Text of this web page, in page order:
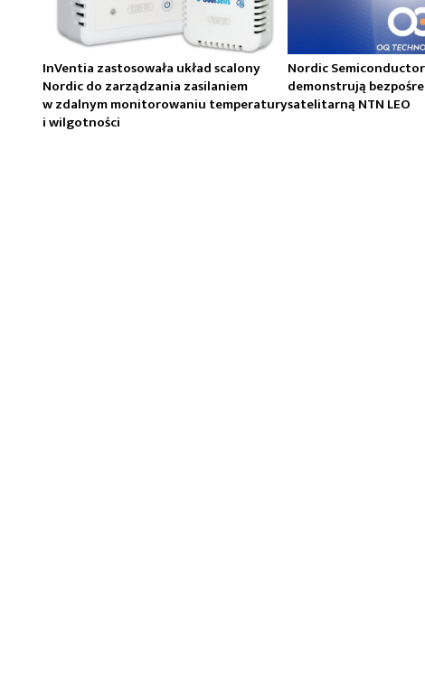
InVentia zastosowała układ scalony
Nordic do zarządzania zasilaniem
w zdalnym monitorowaniu temperatury
i wilgotności
Nordic
demonstrują
satelitarną NTN LEO